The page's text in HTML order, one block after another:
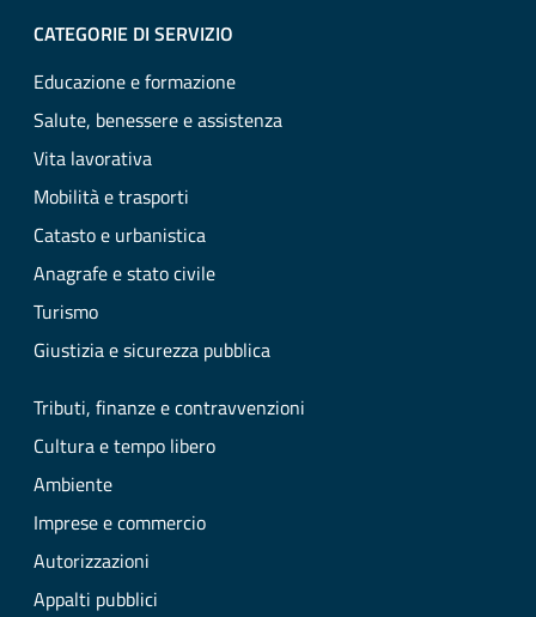
CATEGORIE DI SERVIZIO
Educazione e formazione
Salute, benessere e assistenza
Vita lavorativa
Mobilità e trasporti
Catasto e urbanistica
Anagrafe e stato civile
Turismo
Giustizia e sicurezza pubblica
Tributi, finanze e contravvenzioni
Cultura e tempo libero
Ambiente
Imprese e commercio
Autorizzazioni
Appalti pubblici